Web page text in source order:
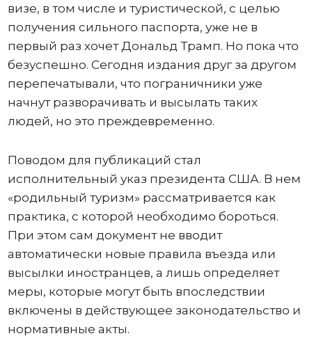
визе, в том числе и туристической, с целью
получения сильного паспорта, уже не в
первый раз хочет Дональд Трамп. Но пока что
безуспешно. Сегодня издания друг за другом
перепечатывали, что пограничники уже
начнут разворачивать и высылать таких
людей, но это преждевременно.
Поводом для публикаций стал
исполнительный указ президента США. В нем
«родильный туризм» рассматривается как
практика, с которой необходимо бороться.
При этом сам документ не вводит
автоматически новые правила въезда или
высылки иностранцев, а лишь определяет
меры, которые могут быть впоследствии
включены в действующее законодательство и
нормативные акты.